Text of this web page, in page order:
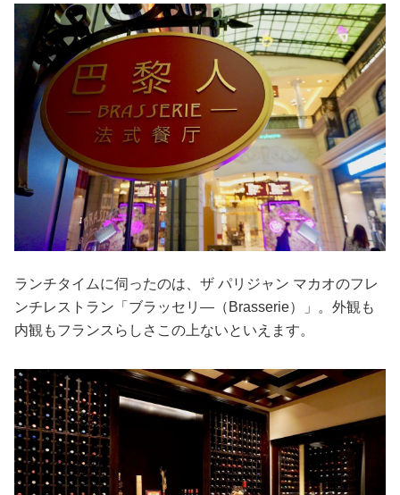
ランチタイムに伺ったのは、ザ パリジャン マカオのフレ
ンチレストラン「ブラッセリ―（Brasserie）」。外観も
内観もフランスらしさこの上ないといえます。